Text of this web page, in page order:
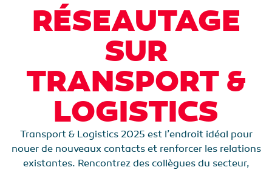
RÉSEAUTAGE
SUR
TRANSPORT &
LOGISTICS
Transport & Logistics 2025 est l’endroit idéal pour
nouer de nouveaux contacts et renforcer les relations
existantes. Rencontrez des collègues du secteur,